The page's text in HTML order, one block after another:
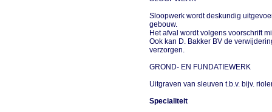
Sloopwerk wordt deskundig
gebouw.
Het afval wordt volgens voorschrift
Ook kan D. Bakker BV de
verzorgen.
GROND- EN FUNDATIEWERK
Uitgraven van sleuven t.b.v. bijv.
Specialiteit